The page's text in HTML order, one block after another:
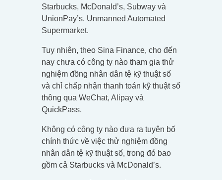
Starbucks, McDonald’s, Subway và
UnionPay’s, Unmanned Automated
Supermarket.
Tuy nhiên, theo Sina Finance, cho đến
nay chưa có công ty nào tham gia thử
nghiệm đồng nhân dân tệ kỹ thuật số
và chỉ chấp nhận thanh toán kỹ thuật số
thông qua WeChat, Alipay và
QuickPass.
Không có công ty nào đưa ra tuyên bố
chính thức về việc thử nghiệm đồng
nhân dân tệ kỹ thuật số, trong đó bao
gồm cả Starbucks và McDonald’s.